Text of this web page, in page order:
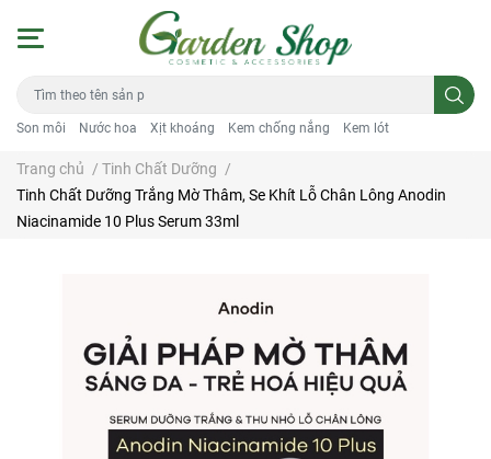
Son môi Nước hoa Xịt khoáng Kem chống nắng Kem lót
Trang chủ / Tinh Chất Dưỡng /
Tinh Chất Dưỡng Trắng Mờ Thâm, Se Khít Lỗ Chân Lông Anodin
Niacinamide 10 Plus Serum 33ml